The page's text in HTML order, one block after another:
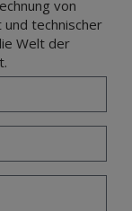
von
technischer
Welt der